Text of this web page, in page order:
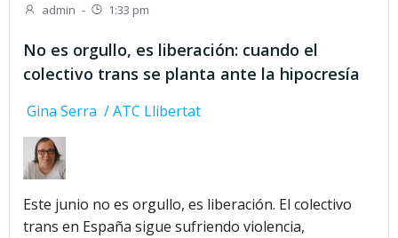
admin - 1:33 pm
No es orgullo, es liberación: cuando el
colectivo trans se planta ante la hipocresía
Gina Serra / ATC Llibertat
Este junio no es orgullo, es liberación. El colectivo
trans en España sigue sufriendo violencia,